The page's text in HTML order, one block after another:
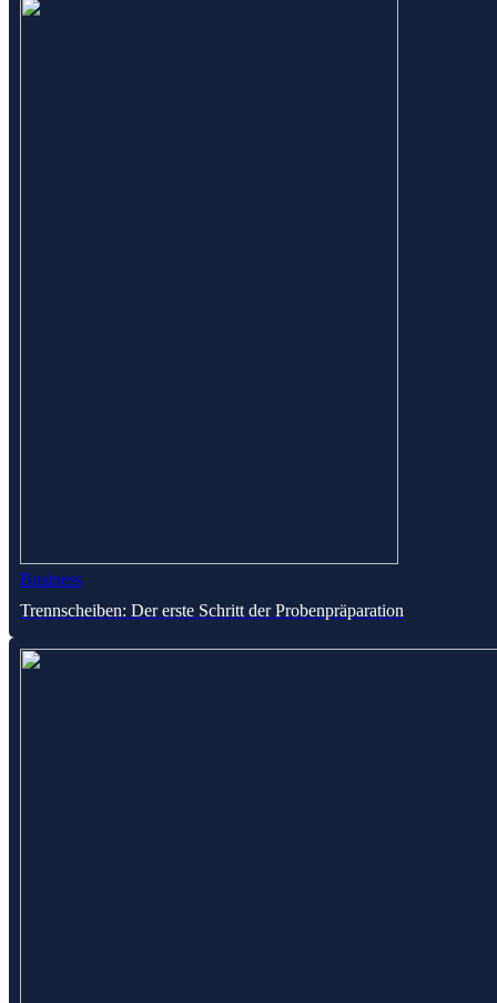
Business
Trennscheiben: Der erste Schritt der Probenpräparation